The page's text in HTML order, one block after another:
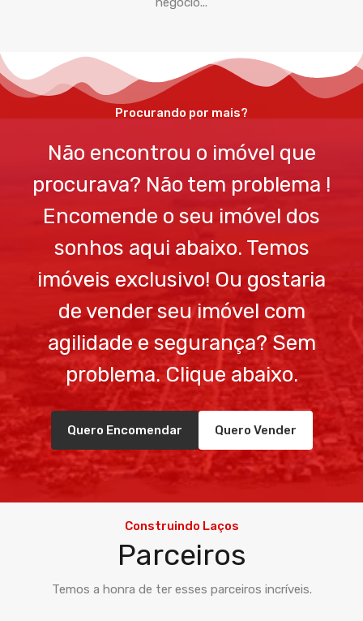
Procurando por mais?
Não encontrou o imóvel que
procurava? Não tem problema !
Encomende o seu imóvel dos
sonhos aqui abaixo. Temos
imóveis exclusivo! Ou gostaria
de vender seu imóvel com
agilidade e segurança? Sem
problema. Clique abaixo.
Quero Encomendar Quero Vender
Construindo Laços
Parceiros
Temos a honra de ter esses parceiros incríveis.